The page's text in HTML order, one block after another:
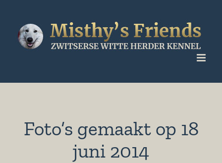
inhoud
Foto’s gemaakt op 18
juni 2014